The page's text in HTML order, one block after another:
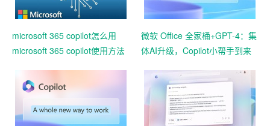
microsoft 365 copilot怎么用
microsoft 365 copilot使用方法
微软 Office 全家桶+GPT-4：集
体AI升级，Copilot小帮手到来